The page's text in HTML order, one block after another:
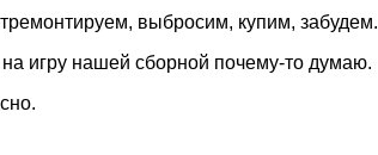
выбросим, купим, забудем.
игру нашей сборной почему-то думаю.